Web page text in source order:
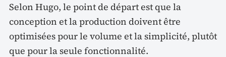
Selon Hugo, le point de départ est que la
conception et la production doivent être
optimisées pour le volume et la simplicité, plutôt
que pour la seule fonctionnalité.